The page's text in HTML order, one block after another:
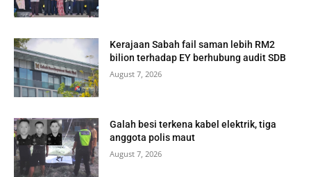
Kerajaan Sabah fail saman lebih RM2
bilion terhadap EY berhubung audit SDB
August 7, 2026
Galah besi terkena kabel elektrik, tiga
anggota polis maut
August 7, 2026